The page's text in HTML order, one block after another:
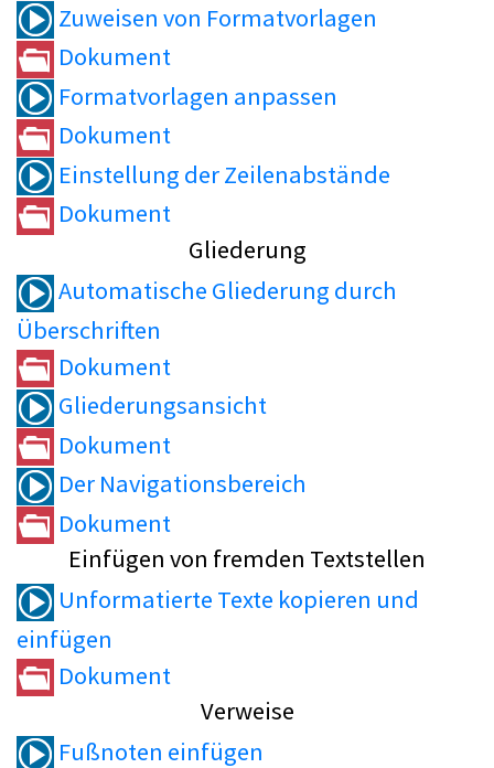
Zuweisen von Formatvorlagen
Dokument
Formatvorlagen anpassen
Dokument
Einstellung der Zeilenabstände
Dokument
Gliederung
Automatische Gliederung durch
Überschriften
Dokument
Gliederungsansicht
Dokument
Der Navigationsbereich
Dokument
Einfügen von fremden Textstellen
Unformatierte Texte kopieren und
einfügen
Dokument
Verweise
Fußnoten einfügen